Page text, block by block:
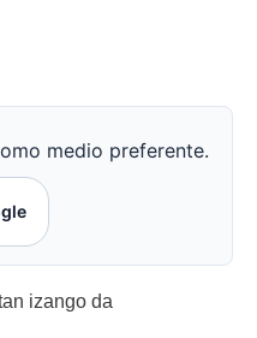
medio preferente.
izango da